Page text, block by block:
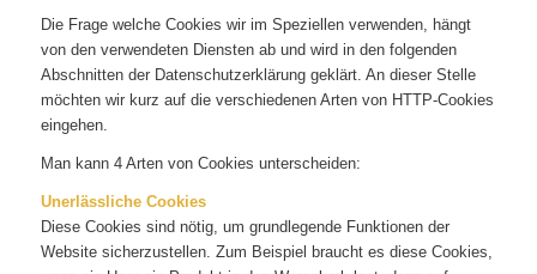
Die Frage welche Cookies wir im Speziellen verwenden, hängt
von den verwendeten Diensten ab und wird in den folgenden
Abschnitten der Datenschutzerklärung geklärt. An dieser Stelle
möchten wir kurz auf die verschiedenen Arten von HTTP-Cookies
eingehen.
Man kann 4 Arten von Cookies unterscheiden:
Unerlässliche Cookies
Diese Cookies sind nötig, um grundlegende Funktionen der
Website sicherzustellen. Zum Beispiel braucht es diese Cookies,